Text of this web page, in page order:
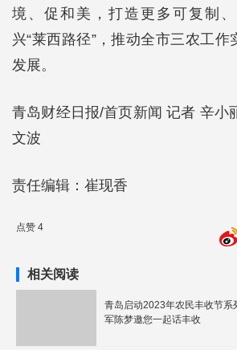
境、促和美，打造更多可复制
兴“莱西路径”，推动全市三农工
发展。
青岛财经日报/首页新闻 记者 辛小
文波
责任编辑：崔现香
点赞 4
相关阅读
青岛启动2023年农民丰收节系
军陈梦邀您一起话丰收